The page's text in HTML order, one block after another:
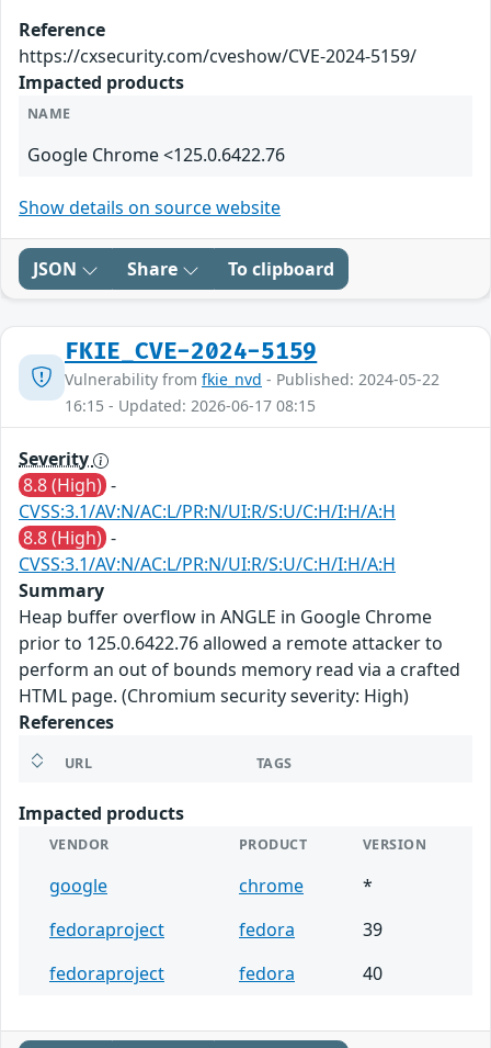
Reference
https://cxsecurity.com/cveshow/CVE-2024-5159/
Impacted products
NAME
Google Chrome <125.0.6422.76
Show details on source website
JSON Share To clipboard
FKIE_CVE-2024-5159
Vulnerability from fkie_nvd - Published: 2024-05-22
16:15 - Updated: 2026-06-17 08:15
Severity
8.8 (High) -
CVSS:3.1/AV:N/AC:L/PR:N/UI:R/S:U/C:H/I:H/A:H
8.8 (High) -
CVSS:3.1/AV:N/AC:L/PR:N/UI:R/S:U/C:H/I:H/A:H
Summary
Heap buffer overflow in ANGLE in Google Chrome
prior to 125.0.6422.76 allowed a remote attacker to
perform an out of bounds memory read via a crafted
HTML page. (Chromium security severity: High)
References
URL TAGS
Impacted products
VENDOR PRODUCT VERSION
google chrome
*
fedoraproject
fedora
39
fedoraproject
fedora 40